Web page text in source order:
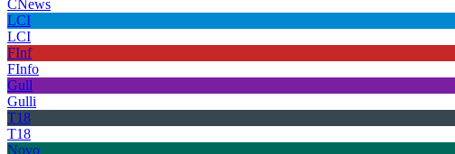
CNews
LCI
LCI
FInf
FInfo
Gull
Gulli
T18
T18
Novo